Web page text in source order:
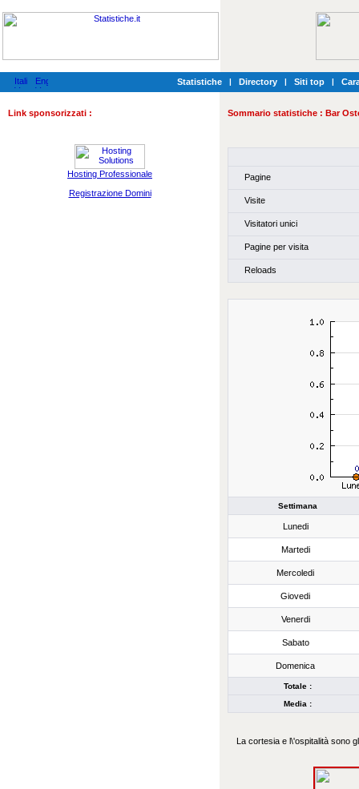
Statistiche | Directory | Siti top |
Link sponsorizzati :
Hosting Professionale
Registrazione Domini
Sommario statistiche : Bar
Pagine
Visite
Visitatori unici
Pagine per visita
Reloads
Settimana
Lunedi
Martedi
Mercoledi
Giovedi
Venerdi
Sabato
Domenica
Totale :
Media :
La cortesia e l\'ospitalità sono